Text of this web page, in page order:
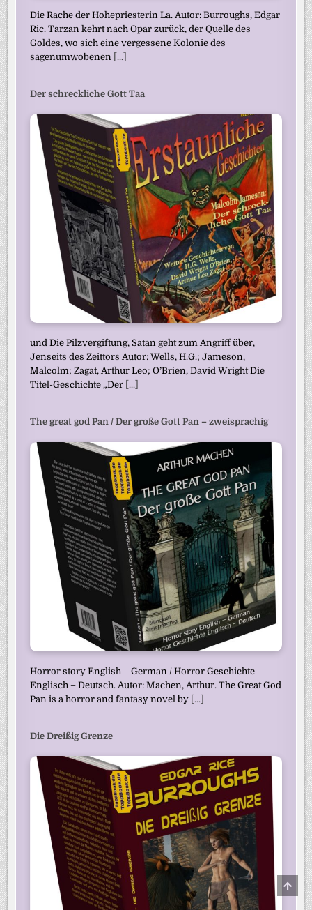
Die Rache der Hohepriesterin La. Autor: Burroughs, Edgar
Ric. Tarzan kehrt nach Opar zurück, der Quelle des
Goldes, wo sich eine vergessene Kolonie des
sagenumwobenen [...]
Der schreckliche Gott Taa
und Die Pilzvergiftung, Satan geht zum Angriff über,
Jenseits des Zeittors Autor: Wells, H.G.; Jameson,
Malcolm; Zagat, Arthur Leo; O’Brien, David Wright Die
Titel-Geschichte „Der [...]
The great god Pan / Der große Gott Pan – zweisprachig
Horror story English – German / Horror Geschichte
Englisch – Deutsch. Autor: Machen, Arthur. The Great God
Pan is a horror and fantasy novel by [...]
Die Dreißig Grenze
TO
TOP